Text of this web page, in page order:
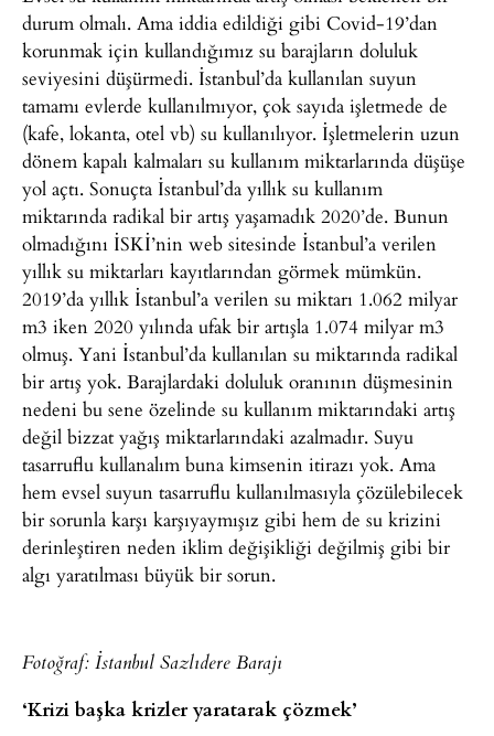
durum olmalı. Ama iddia edildiği gibi Covid-19’dan
korunmak için kullandığımız su barajların doluluk
seviyesini düşürmedi. İstanbul’da kullanılan suyun
tamamı evlerde kullanılmıyor, çok sayıda işletmede de
(kafe, lokanta, otel vb) su kullanılıyor. İşletmelerin uzun
dönem kapalı kalmaları su kullanım miktarlarında düşüşe
yol açtı. Sonuçta İstanbul’da yıllık su kullanım
miktarında radikal bir artış yaşamadık 2020’de. Bunun
olmadığını İSKİ’nin web sitesinde İstanbul’a verilen
yıllık su miktarları kayıtlarından görmek mümkün.
2019’da yıllık İstanbul’a verilen su miktarı 1.062 milyar
m3 iken 2020 yılında ufak bir artışla 1.074 milyar m3
olmuş. Yani İstanbul’da kullanılan su miktarında radikal
bir artış yok. Barajlardaki doluluk oranının düşmesinin
nedeni bu sene özelinde su kullanım miktarındaki artış
değil bizzat yağış miktarlarındaki azalmadır. Suyu
tasarruflu kullanalım buna kimsenin itirazı yok. Ama
hem evsel suyun tasarruflu kullanılmasıyla çözülebilecek
bir sorunla karşı karşıyaymışız gibi hem de su krizini
derinleştiren neden iklim değişikliği değilmiş gibi bir
algı yaratılması büyük bir sorun.
Fotoğraf: İstanbul Sazlıdere Barajı
‘Krizi başka krizler yaratarak çözmek’